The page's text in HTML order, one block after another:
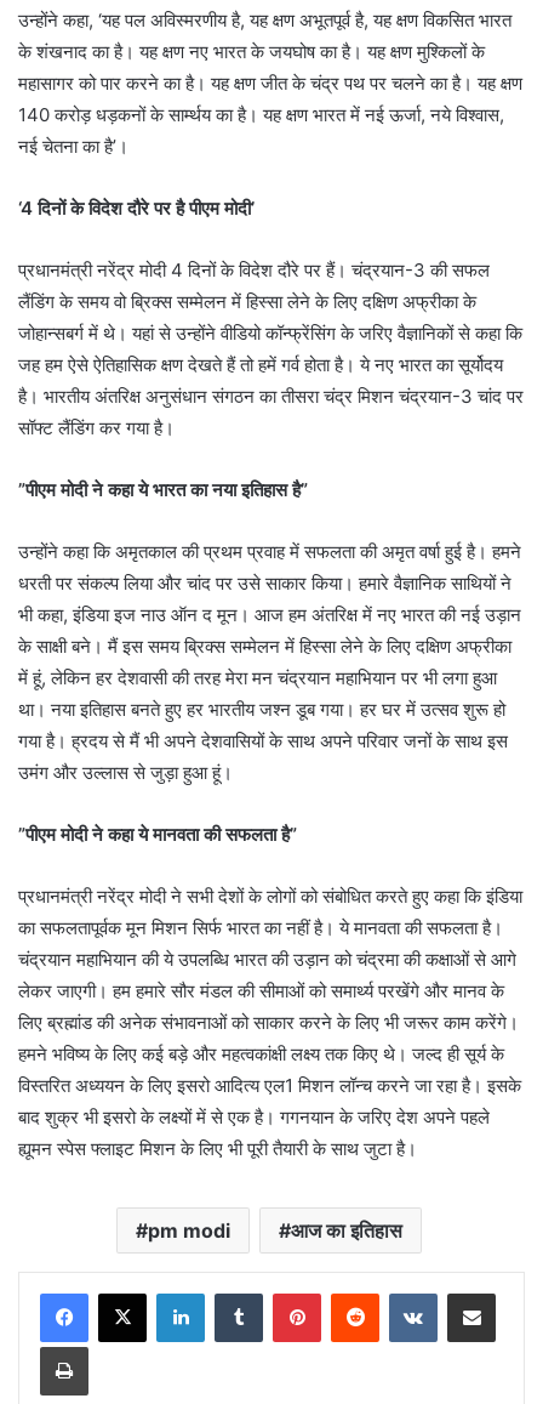
उन्होंने कहा, ‘यह पल अविस्मरणीय है, यह क्षण अभूतपूर्व है, यह क्षण विकसित भारत
के शंखनाद का है। यह क्षण नए भारत के जयघोष का है। यह क्षण मुश्किलों के
महासागर को पार करने का है। यह क्षण जीत के चंद्र पथ पर चलने का है। यह क्षण
140 करोड़ धड़कनों के सार्म्थय का है। यह क्षण भारत में नई ऊर्जा, नये विश्वास,
नई चेतना का है’।
‘4 दिनों के विदेश दौरे पर है पीएम मोदी’
प्रधानमंत्री नरेंद्र मोदी 4 दिनों के विदेश दौरे पर हैं। चंद्रयान-3 की सफल
लैंडिंग के समय वो ब्रिक्स सम्मेलन में हिस्सा लेने के लिए दक्षिण अफ्रीका के
जोहान्सबर्ग में थे। यहां से उन्होंने वीडियो कॉन्फ्रेंसिंग के जरिए वैज्ञानिकों से कहा कि
जह हम ऐसे ऐतिहासिक क्षण देखते हैं तो हमें गर्व होता है। ये नए भारत का सूर्योदय
है। भारतीय अंतरिक्ष अनुसंधान संगठन का तीसरा चंद्र मिशन चंद्रयान-3 चांद पर
सॉफ्ट लैंडिंग कर गया है।
”पीएम मोदी ने कहा ये भारत का नया इतिहास है”
उन्होंने कहा कि अमृतकाल की प्रथम प्रवाह में सफलता की अमृत वर्षा हुई है। हमने
धरती पर संकल्प लिया और चांद पर उसे साकार किया। हमारे वैज्ञानिक साथियों ने
भी कहा, इंडिया इज नाउ ऑन द मून। आज हम अंतरिक्ष में नए भारत की नई उड़ान
के साक्षी बने। मैं इस समय ब्रिक्स सम्मेलन में हिस्सा लेने के लिए दक्षिण अफ्रीका
में हूं, लेकिन हर देशवासी की तरह मेरा मन चंद्रयान महाभियान पर भी लगा हुआ
था। नया इतिहास बनते हुए हर भारतीय जश्न डूब गया। हर घर में उत्सव शुरू हो
गया है। ह्रदय से मैं भी अपने देशवासियों के साथ अपने परिवार जनों के साथ इस
उमंग और उल्लास से जुड़ा हुआ हूं।
”पीएम मोदी ने कहा ये मानवता की सफलता है”
प्रधानमंत्री नरेंद्र मोदी ने सभी देशों के लोगों को संबोधित करते हुए कहा कि इंडिया
का सफलतापूर्वक मून मिशन सिर्फ भारत का नहीं है। ये मानवता की सफलता है।
चंद्रयान महाभियान की ये उपलब्धि भारत की उड़ान को चंद्रमा की कक्षाओं से आगे
लेकर जाएगी। हम हमारे सौर मंडल की सीमाओं को समार्थ्य परखेंगे और मानव के
लिए ब्रह्मांड की अनेक संभावनाओं को साकार करने के लिए भी जरूर काम करेंगे।
हमने भविष्य के लिए कई बड़े और महत्वकांक्षी लक्ष्य तक किए थे। जल्द ही सूर्य के
विस्तरित अध्ययन के लिए इसरो आदित्य एल1 मिशन लॉन्च करने जा रहा है। इसके
बाद शुक्र भी इसरो के लक्ष्यों में से एक है। गगनयान के जरिए देश अपने पहले
ह्यूमन स्पेस फ्लाइट मिशन के लिए भी पूरी तैयारी के साथ जुटा है।
pm modi आज का इतिहास
LinkedInTumblr PinterestReddit VKontakteShare via Email
Print